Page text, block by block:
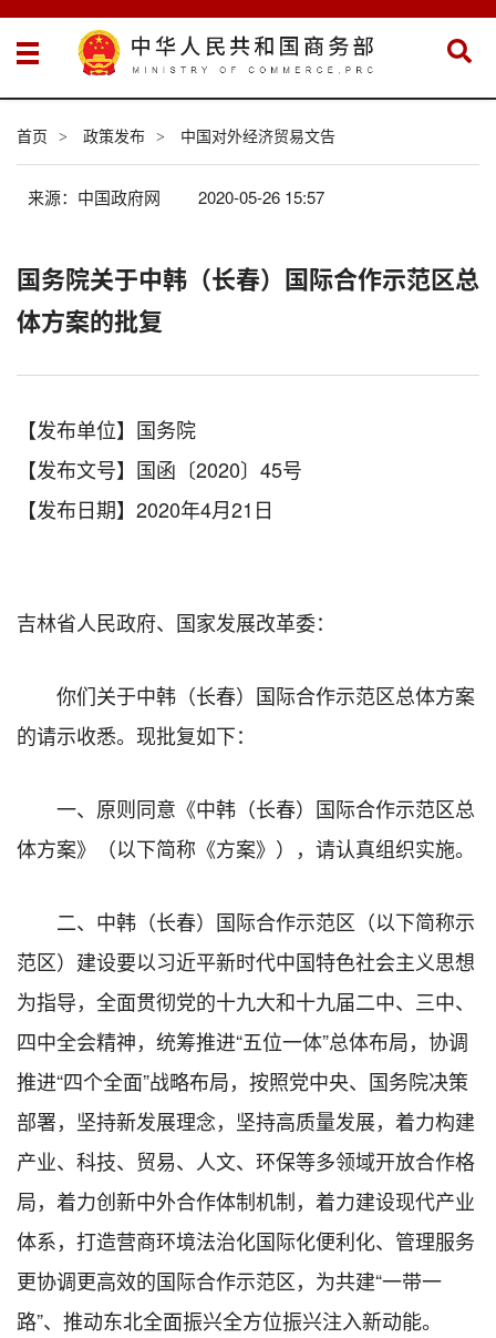
首页 > 政策发布 > 中国对外经济贸易文告
来源：中国政府网 2020-05-26 15:57
国务院关于中韩（长春）国际合作示范区总
体方案的批复
【发布单位】国务院
【发布文号】国函〔2020〕45号
【发布日期】2020年4月21日
吉林省人民政府、国家发展改革委：
你们关于中韩（长春）国际合作示范区总体方案
的请示收悉。现批复如下：
一、原则同意《中韩（长春）国际合作示范区总
体方案》（以下简称《方案》），请认真组织实施。
二、中韩（长春）国际合作示范区（以下简称示
范区）建设要以习近平新时代中国特色社会主义思想
为指导，全面贯彻党的十九大和十九届二中、三中、
四中全会精神，统筹推进“五位一体”总体布局，协调
推进“四个全面”战略布局，按照党中央、国务院决策
部署，坚持新发展理念，坚持高质量发展，着力构建
产业、科技、贸易、人文、环保等多领域开放合作格
局，着力创新中外合作体制机制，着力建设现代产业
体系，打造营商环境法治化国际化便利化、管理服务
更协调更高效的国际合作示范区，为共建“一带一
路”、推动东北全面振兴全方位振兴注入新动能。